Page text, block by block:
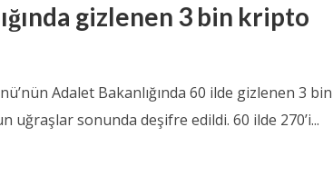
gizlenen 3 bin kripto
Adalet Bakanlığında 60 ilde gizlenen 3 bin
uğraşlar sonunda deşifre edildi. 60 ilde 270’i...